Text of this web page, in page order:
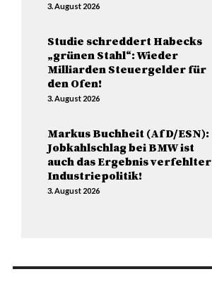
3. August 2026
Studie schreddert Habecks
„grünen Stahl“: Wieder
Milliarden Steuergelder für
den Ofen!
3. August 2026
Markus Buchheit (AfD/ESN):
Jobkahlschlag bei BMW ist
auch das Ergebnis verfehlter
Industriepolitik!
3. August 2026